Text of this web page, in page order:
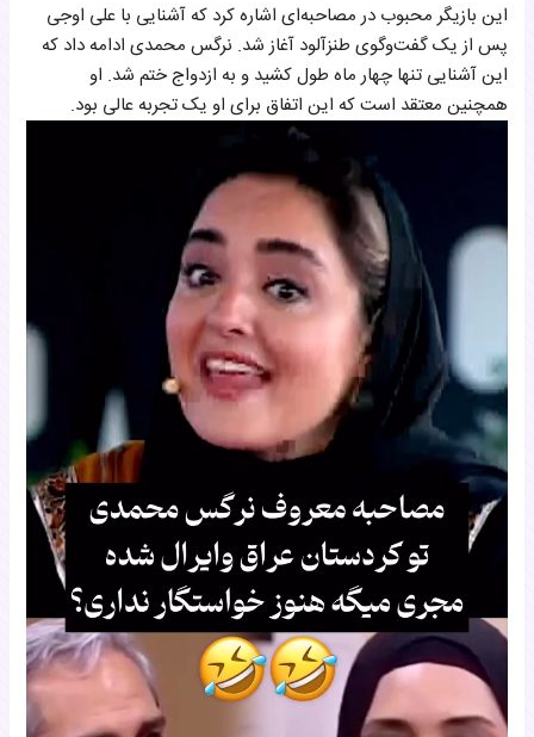
این بازیگر محبوب در مصاحبه‌ای اشاره کرد که آشنایی با علی اوجی
پس از یک گفت‌وگوی طنز‌آلود آغاز شد. نرگس محمدی ادامه داد که
این آشنایی تنها چهار ماه طول کشید و به ازدواج ختم شد. او
همچنین معتقد است که این اتفاق برای او یک تجربه عالی بود.